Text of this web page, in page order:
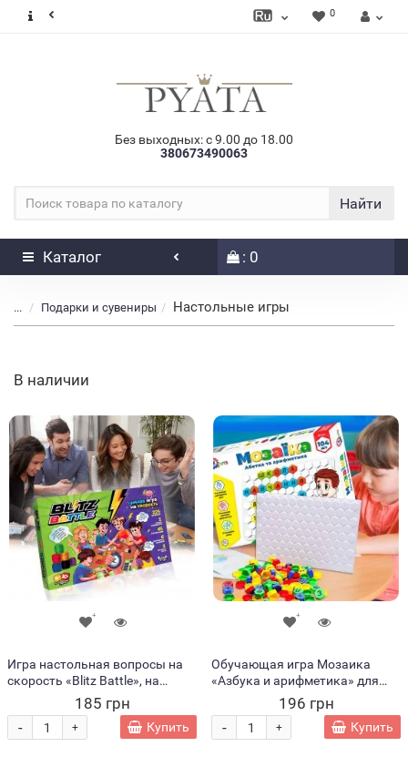
0
Без выходных: с 9.00 до 18.00
380673490063
Найти
Каталог : 0
... Подарки и сувениры Настольные игры
В наличии
Игра настольная вопросы на
скорость «Blitz Battle», на
русском (IGR24)185 грн
+
- Купить
Обучающая игра Мозаика
«Азбука и арифметика» для
развития речи и
математических навыков (KL)
196 грн
+
- Купить